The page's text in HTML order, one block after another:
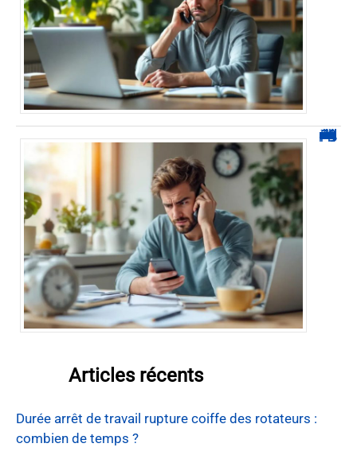
0270 démarchage : comment repérer, bloquer et signaler ces appels
Articles récents
Durée arrêt de travail rupture coiffe des rotateurs :
combien de temps ?